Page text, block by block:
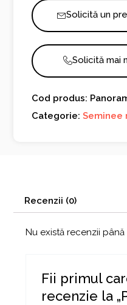
Solicită un
Solicită mai
Cod produs:
Categorie:Seminee
Recenzii (0)
Nu există recenzii până
Fii primul
recenzie la